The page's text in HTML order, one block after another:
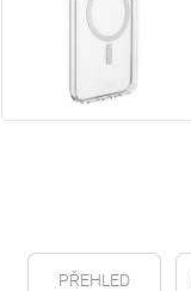
PŘEHLED